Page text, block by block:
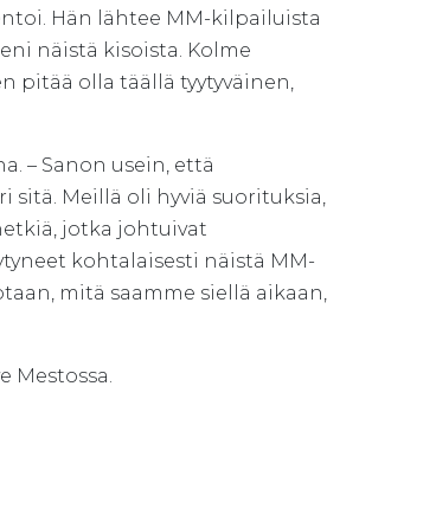
Hän lähtee MM-kilpailuista
näistä kisoista. Kolme
pitää olla täällä tyytyväinen,
– Sanon usein, että
Meillä oli hyviä suorituksia,
jotka johtuivat
kohtalaisesti näistä MM-
mitä saamme siellä aikaan,
Mestossa.